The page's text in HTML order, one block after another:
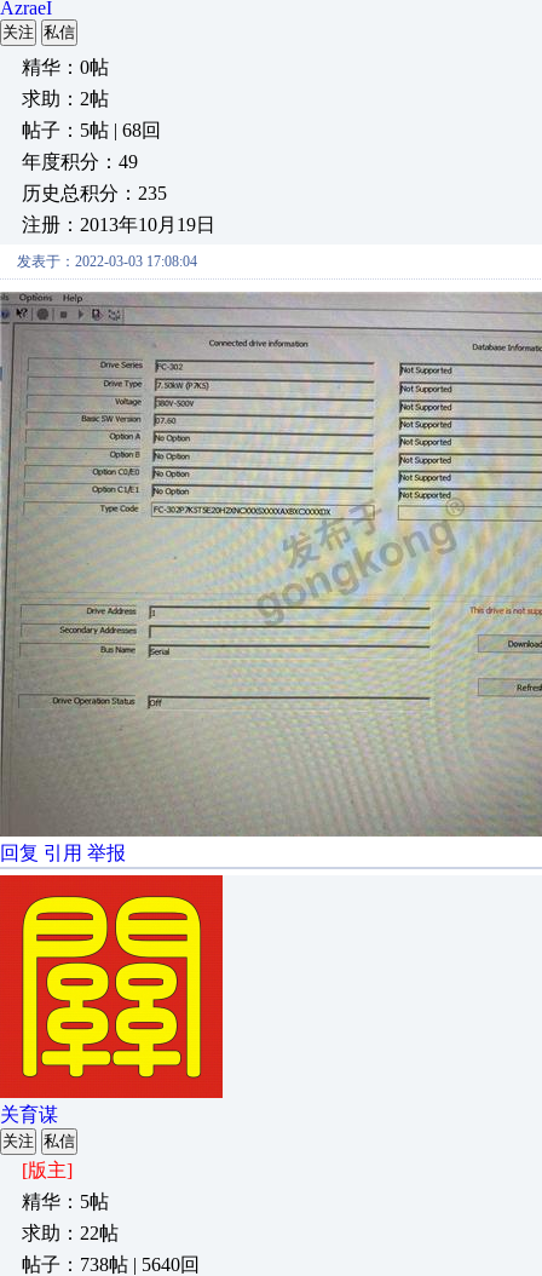
AzraeI
关注 私信
精华：0帖
求助：2帖
帖子：5帖 | 68回
年度积分：49
历史总积分：235
注册：2013年10月19日
发表于：2022-03-03 17:08:04
回复 引用 举报
关育谋
关注 私信
[版主]
精华：5帖
求助：22帖
帖子：738帖 | 5640回